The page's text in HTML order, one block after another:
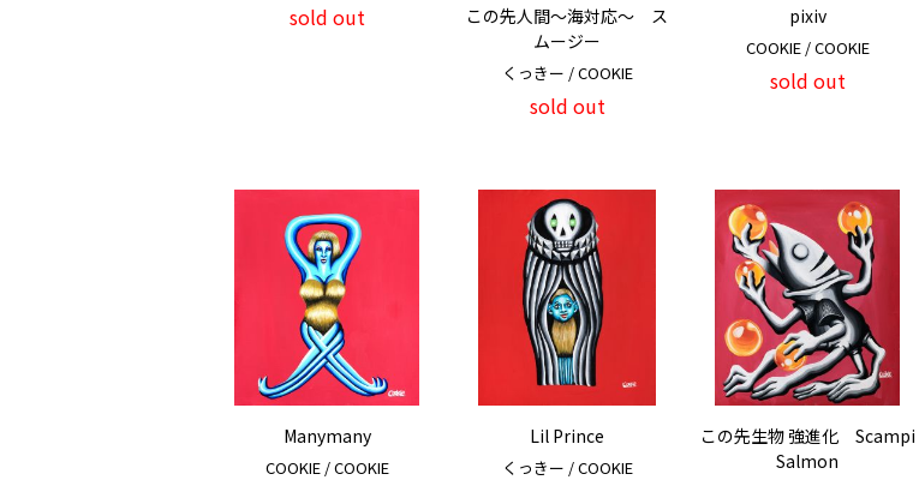
sold out
この先人間～海対応～ ス
ムージー
くっきー / COOKIE
sold out
pixiv
COOKIE / COOKIE
sold out
Manymany
COOKIE / COOKIE
Lil Prince
くっきー / COOKIE
この先生物 強進化 Scampi
Salmon